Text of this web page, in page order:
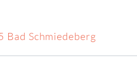
Schmiedeberg